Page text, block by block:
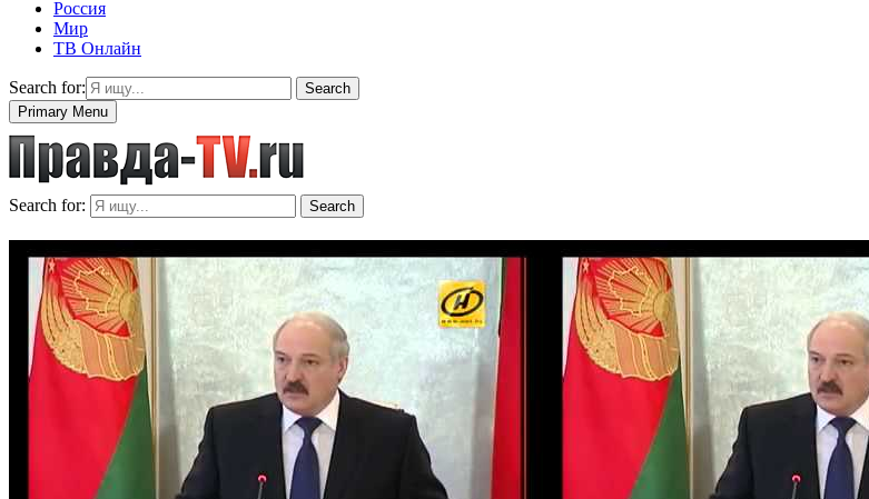
Россия
Мир
ТВ Онлайн
Search for:
Search
Primary Menu
Search for: Search